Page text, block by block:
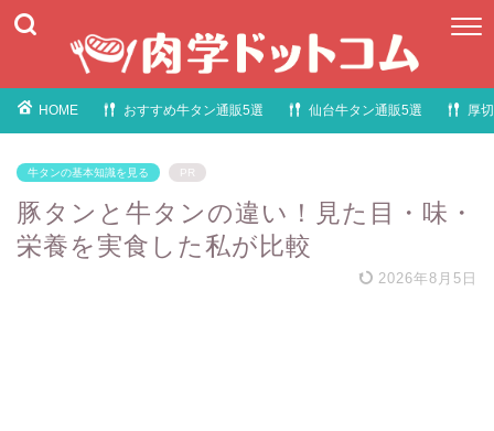
HOME おすすめ牛タン通販5選 仙台牛タン通販5選 厚
牛タンの基本知識を見る PR
豚タンと牛タンの違い！見た目・味・
栄養を実食した私が比較
2026年8月5日